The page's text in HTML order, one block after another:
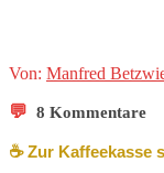
Von: Manfred
💬 8 Kommentare
☕️ Zur Kaffeekasse